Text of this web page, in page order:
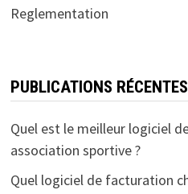
Reglementation
PUBLICATIONS RÉCENTES
Quel est le meilleur logiciel
association sportive ?
Quel logiciel de facturation